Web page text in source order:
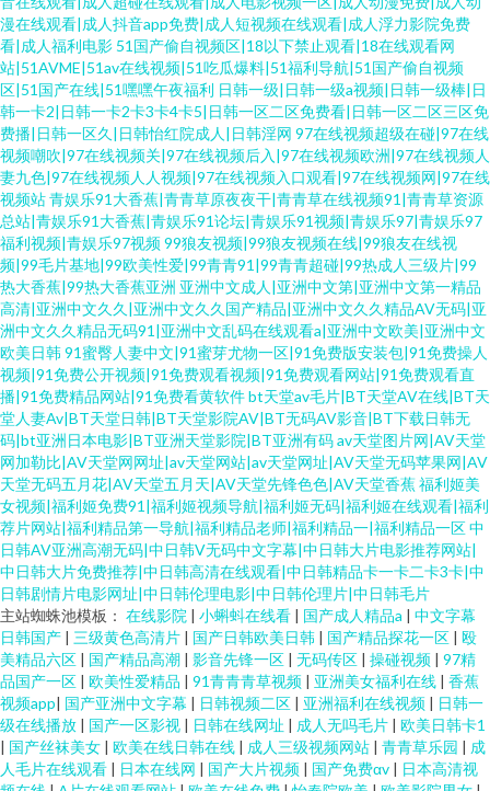
漫在线观看|成人抖音app免费|成人短视频在线观看|成人浮力影院免费
看|成人福利电影 51国产偷自视频区|18以下禁止观看|18在线观看网
站|51AVME|51av在线视频|51吃瓜爆料|51福利导航|51国产偷自视频
区|51国产在线|51嘿嘿午夜福利 日韩一级|日韩一级a视频|日韩一级棒|日
韩一卡2|日韩一卡2卡3卡4卡5|日韩一区二区免费看|日韩一区二区三区免
费播|日韩一区久|日韩怡红院成人|日韩淫网 97在线视频超级在碰|97在线
视频嘲吹|97在线视频关|97在线视频后入|97在线视频欧洲|97在线视频人
妻九色|97在线视频人人视频|97在线视频入口观看|97在线视频网|97在线
视频站青娱乐91大香蕉|青青草原夜夜干|青青草在线视频91|青青草资源
总站|青娱乐91大香蕉|青娱乐91论坛|青娱乐91视频|青娱乐97|青娱乐97
福利视频|青娱乐97视频99狼友视频|99狼友视频在线|99狼友在线视
频|99毛片基地|99欧美性爱|99青青91|99青青超碰|99热成人三级片|99
热大香蕉|99热大香蕉亚洲 亚洲中文成人|亚洲中文第|亚洲中文第一精品
高清|亚洲中文久久|亚洲中文久久国产精品|亚洲中文久久精品AV无码|亚
洲中文久久精品无码91|亚洲中文乱码在线观看a|亚洲中文欧美|亚洲中文
欧美日韩91蜜臀人妻中文|91蜜芽尤物一区|91免费版安装包|91免费操人
视频|91免费公开视频|91免费观看视频|91免费观看网站|91免费观看直
播|91免费精品网站|91免费看黄软件bt天堂av毛片|BT天堂AV在线|BT天
堂人妻Av|BT天堂日韩|BT天堂影院AV|BT无码AV影音|BT下载日韩无
码|bt亚洲日本电影|BT亚洲天堂影院|BT亚洲有码av天堂图片网|AV天堂
网加勒比|AV天堂网网址|av天堂网站|av天堂网址|AV天堂无码苹果网|AV
天堂无码五月花|AV天堂五月天|AV天堂先锋色色|AV天堂香蕉福利姬美
女视频|福利姬免费91|福利姬视频导航|福利姬无码|福利姬在线观看|福利
荐片网站|福利精品第一导航|福利精品老师|福利精品一|福利精品一区中
日韩AV亚洲高潮无码|中日韩V无码中文字幕|中日韩大片电影推荐网站|
中日韩大片免费推荐|中日韩高清在线观看|中日韩精品卡一卡二卡3卡|中
日韩剧情片电影网址|中日韩伦理电影|中日韩伦理片|中日韩毛片
主站蜘蛛池模板： 在线影院 | 小蝌蚪在线看 | 国产成人精品a | 中文字幕
日韩国产 | 三级黄色高清片 | 国产日韩欧美日韩 | 国产精品探花一区 | 殴
美精品六区 | 国产精品高潮 | 影音先锋一区 | 无码传区 | 操碰视频 | 97精
品国产一区 | 欧美性爱精品 | 91青青青草视频 | 亚洲美女福利在线 | 香蕉
视频app| 国产亚洲中文字幕 | 日韩视频二区 | 亚洲福利在线视频 | 日韩一
级在线播放 | 国产一区影视 | 日韩在线网址 | 成人无吗毛片 | 欧美日韩卡1
| 国产丝袜美女 | 欧美在线日韩在线 | 成人三级视频网站 | 青青草乐园 | 成
人毛片在线观看 | 日本在线网 | 国产大片视频 | 国产免费αv | 日本高清视